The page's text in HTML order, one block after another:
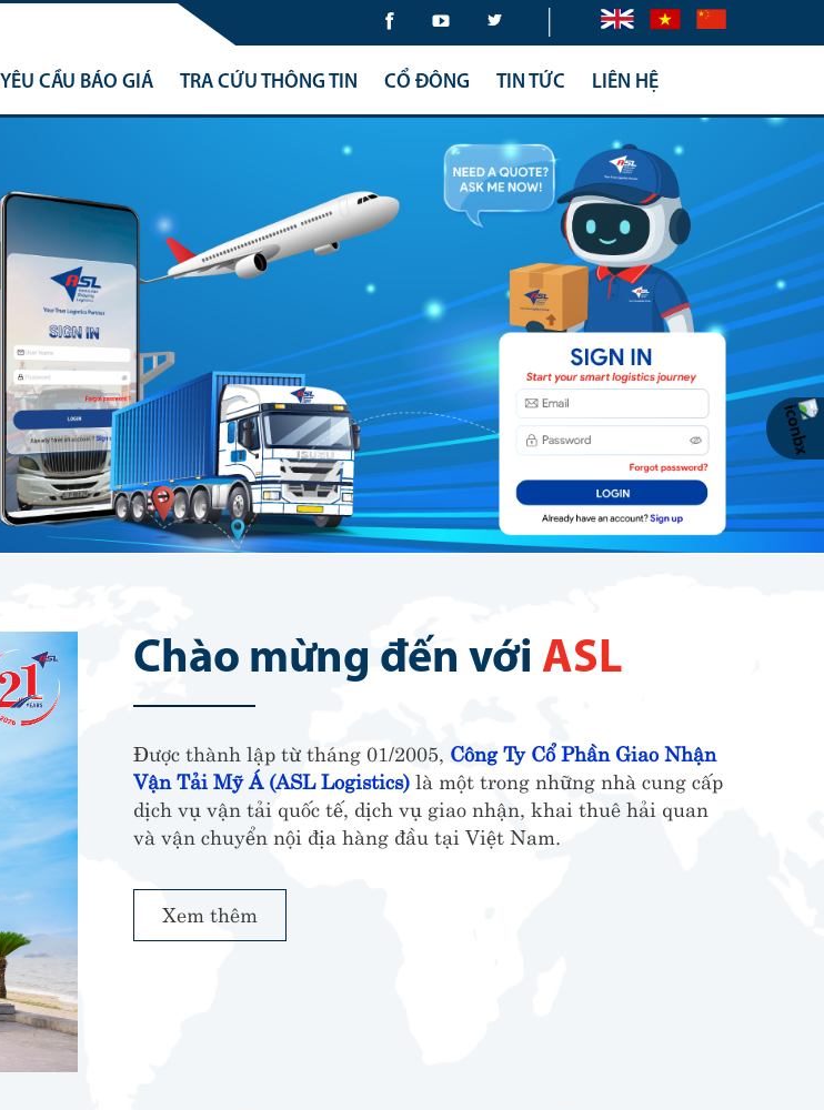
YÊU CẦU BÁO GIÁ TRA CỨU THÔNG TIN CỔ ĐÔNG TIN TỨC LIÊN HỆ
Chào mừng đến với ASL
Được thành lập từ tháng 01/2005, Công Ty Cổ Phần Giao Nhận
Vận Tải Mỹ Á (ASL Logistics) là một trong những nhà cung cấp
dịch vụ vận tải quốc tế, dịch vụ giao nhận, khai thuê hải quan
và vận chuyển nội địa hàng đầu tại Việt Nam.
Xem thêm